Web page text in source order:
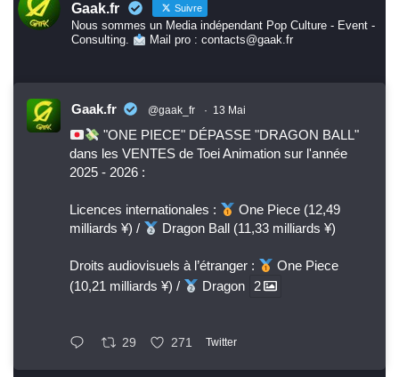
Gaak.fr Suivre
Nous sommes un Media indépendant Pop Culture - Event -
Consulting.
Mail pro : contacts@gaak.fr
Gaak.fr @gaak_fr · 13 Mai
"ONE PIECE" DÉPASSE "DRAGON BALL"
dans les VENTES de Toei Animation sur l'année
2025 - 2026 :
Licences internationales :
One Piece (12,49
milliards ¥) /
Dragon Ball (11,33 milliards ¥)
Droits audiovisuels à l’étranger :
One Piece
(10,21 milliards ¥) /
Dragon 2
29 271 Twitter